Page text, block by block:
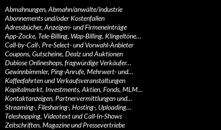
Abmahnungen, Abmahn/anwälte/industrie
Abonnements und/oder Kostenfallen
Adressbücher, Anzeigen- und Firmeneinträge
App-Zocke, Tele-Billing, Wap-Billing, Klingeltöne…
Call-by-Call-, Pre-Select- und Vorwahl-Anbieter
Coupons, Gutscheine, Dealz und Auktionen
Dubiose Onlineshops, fragwürdige Verkäufer…
Gewinnbimmler, Ping-Anrufe, Mehrwert- und…
Kaffeefahrten und Verkaufsveranstaltungen
Kapitalmarkt, Investments, Aktien, Fonds, MLM…
Kontaktanzeigen, Partnervermittlungen und…
Streaming-, Filesharing-, Hosting-, Uploading…
Teleshopping, Videotext und Call-In-Shows
Zeitschriften, Magazine und Pressevertriebe